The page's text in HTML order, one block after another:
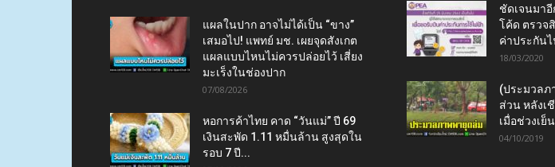
แผลในปาก อาจไม่ได้เป็น “ขาง”
เสมอไป! แพทย์ มช. เผยจุดสังเกต
แผลแบบไหนไม่ควรปล่อยไว้ เสี่ยง
มะเร็งในช่องปาก
07/08/2026
หอการค้าไทย คาด “วันแม่” ปี 69
เงินสะพัด 1.11 หมื่นล้าน สูงสุดใน
รอบ 7 ปี...
ชัดเจนมาอี
โค้ด ตรวจ
ค่าประกัน
18/03/2020
(ประมวลภ
ส่วน หลังเ
เมื่อช่วงเย็
04/10/2019